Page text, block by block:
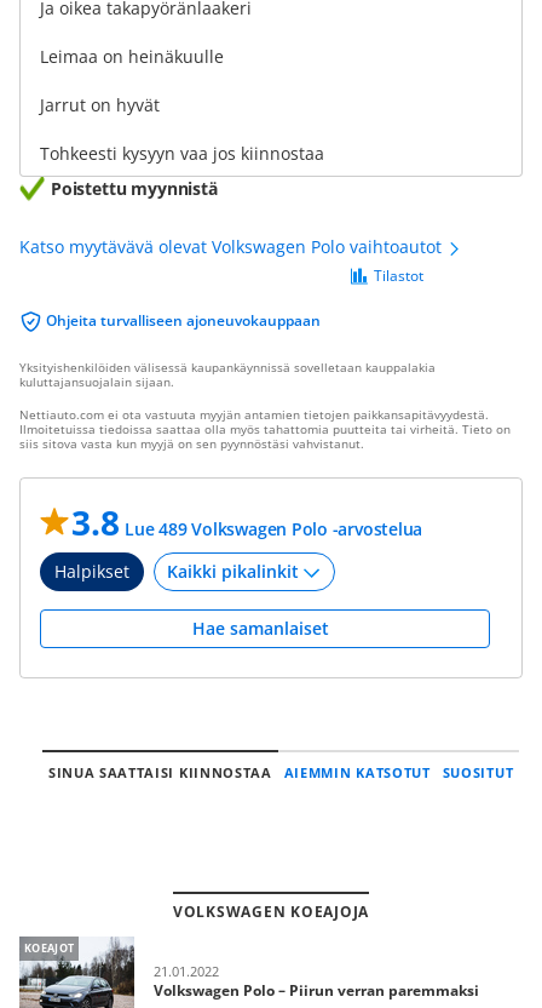
Ja oikea takapyöränlaakeri
Leimaa on heinäkuulle
Jarrut on hyvät
Tohkeesti kysyyn vaa jos kiinnostaa
Poistettu myynnistä
Katso myytävävä olevat Volkswagen Polo vaihtoautot
Ohjeita turvalliseen ajoneuvokauppaan
Tilastot
Yksityishenkilöiden välisessä kaupankäynnissä sovelletaan kauppalakia
kuluttajansuojalain sijaan.
Nettiauto.com ei ota vastuuta myyjän antamien tietojen paikkansapitävyydestä.
Ilmoitetuissa tiedoissa saattaa olla myös tahattomia puutteita tai virheitä. Tieto on
siis sitova vasta kun myyjä on sen pyynnöstäsi vahvistanut.
3.8 Lue 489 Volkswagen Polo -arvostelua
Halpikset
Hae samanlaiset
SINUA SAATTAISI KIINNOSTAA AIEMMIN KATSOTUT SUOSITUT
VOLKSWAGEN KOEAJOJA
KOEAJOT
21.01.2022
Volkswagen Polo – Piirun verran paremmaksi